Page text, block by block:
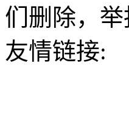
们删除，
友情链接: